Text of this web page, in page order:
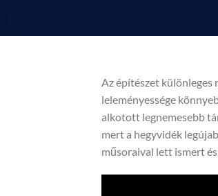
Az építészet különleges
leleményessége
alkotott legnemesebb
mert a hegyvidék
műsoraival lett ismert